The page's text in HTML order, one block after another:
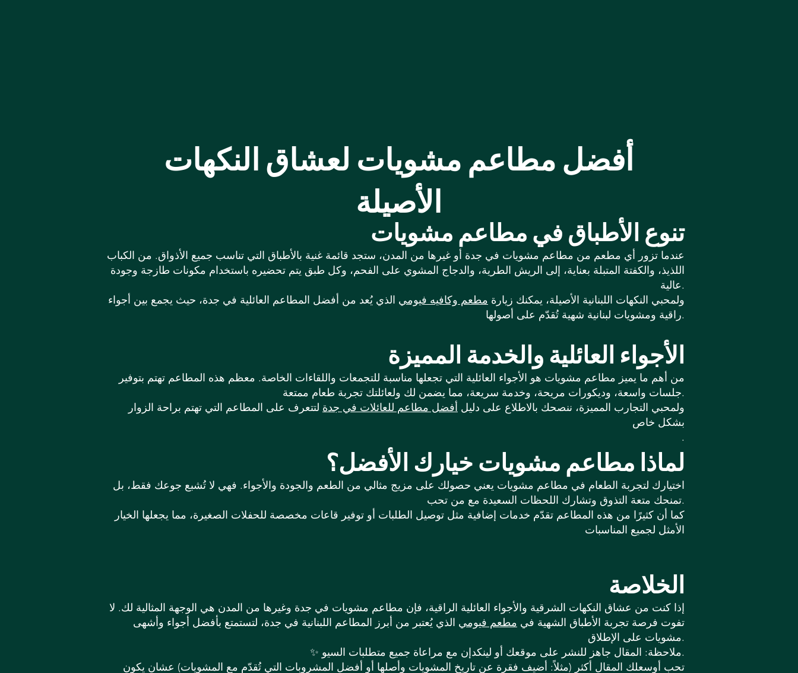
أفضل مطاعم مشويات لعشاق النكهات
الأصيلة
تنوع الأطباق في مطاعم مشويات
عندما تزور أي مطعم من مطاعم مشويات في جدة أو غيرها من المدن، ستجد قائمة غنية بالأطباق التي تناسب جميع الأذواق. من الكباب
اللذيذ، والكفتة المتبلة بعناية، إلى الريش الطرية، والدجاج المشوي على الفحم، وكل طبق يتم تحضيره باستخدام مكونات طازجة وجودة
عالية.
ولمحبي النكهات اللبنانية الأصيلة، يمكنك زيارة مطعم وكافيه فيومي الذي يُعد من أفضل المطاعم العائلية في جدة، حيث يجمع بين أجواء
راقية ومشويات لبنانية شهية تُقدّم على أصولها.
الأجواء العائلية والخدمة المميزة
من أهم ما يميز مطاعم مشويات هو الأجواء العائلية التي تجعلها مناسبة للتجمعات واللقاءات الخاصة. معظم هذه المطاعم تهتم بتوفير
جلسات واسعة، وديكورات مريحة، وخدمة سريعة، مما يضمن لك ولعائلتك تجربة طعام ممتعة.
ولمحبي التجارب المميزة، ننصحك بالاطلاع على دليل أفضل مطاعم للعائلات في جدة لتتعرف على المطاعم التي تهتم براحة الزوار
بشكل خاص
.
لماذا مطاعم مشويات خيارك الأفضل؟
اختيارك لتجربة الطعام في مطاعم مشويات يعني حصولك على مزيج مثالي من الطعم والجودة والأجواء. فهي لا تُشبع جوعك فقط، بل
تمنحك متعة التذوق وتشارك اللحظات السعيدة مع من تحب.
كما أن كثيرًا من هذه المطاعم تقدّم خدمات إضافية مثل توصيل الطلبات أو توفير قاعات مخصصة للحفلات الصغيرة، مما يجعلها الخيار
الأمثل لجميع المناسبات
الخلاصة
إذا كنت من عشاق النكهات الشرقية والأجواء العائلية الراقية، فإن مطاعم مشويات في جدة وغيرها من المدن هي الوجهة المثالية لك. لا
تفوت فرصة تجربة الأطباق الشهية في مطعم فيومي الذي يُعتبر من أبرز المطاعم اللبنانية في جدة، لتستمتع بأفضل أجواء وأشهى
مشويات على الإطلاق.
✨ ملاحظة: المقال جاهز للنشر على موقعك أو لينكدإن مع مراعاة جميع متطلبات السيو.
تحب أوسعلك المقال أكثر (مثلاً: أضيف فقرة عن تاريخ المشويات وأصلها أو أفضل المشروبات التي تُقدّم مع المشويات) عشان يكون